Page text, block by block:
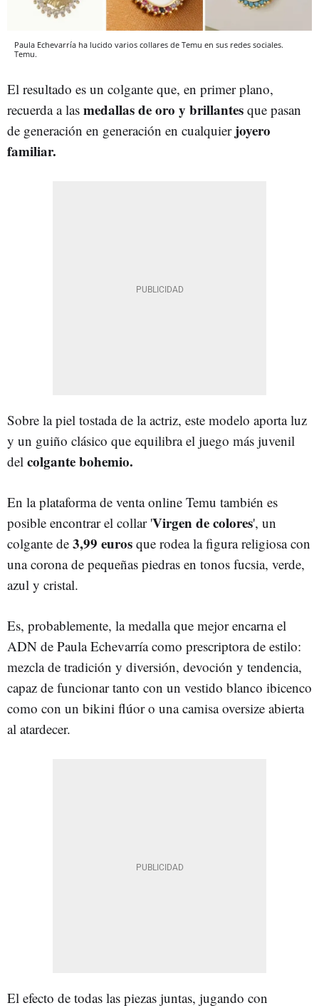
Paula Echevarría ha lucido varios collares de Temu en sus redes sociales.
Temu.
El resultado es un colgante que, en primer plano,
recuerda a las medallas de oro y brillantes que pasan
de generación en generación en cualquier joyero
familiar.
Sobre la piel tostada de la actriz, este modelo aporta luz
y un guiño clásico que equilibra el juego más juvenil
del colgante bohemio.
En la plataforma de venta online Temu también es
posible encontrar el collar 'Virgen de colores', un
colgante de 3,99 euros que rodea la figura religiosa con
una corona de pequeñas piedras en tonos fucsia, verde,
azul y cristal.
Es, probablemente, la medalla que mejor encarna el
ADN de Paula Echevarría como prescriptora de estilo:
mezcla de tradición y diversión, devoción y tendencia,
capaz de funcionar tanto con un vestido blanco ibicenco
como con un bikini flúor o una camisa oversize abierta
al atardecer.
El efecto de todas las piezas juntas, jugando con